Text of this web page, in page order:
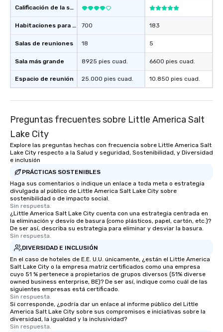
Calificación de la sede
Habitaciones para huéspedes
Salas de reuniones
Sala más grande
Espacio de reunión
700
18
8925 pies cuad.
25.000 pies cuad.
183
5
6600 pies cuad.
10.850 pies cuad.
Preguntas frecuentes sobre Little America Salt
Lake City
Explore las preguntas hechas con frecuencia sobre Little America Salt
Lake City respecto a la Salud y seguridad, Sostenibilidad, y Diversidad
e inclusión
PRÁCTICAS SOSTENIBLES
Haga sus comentarios o indique un enlace a toda meta o estrategia
divulgada al público de Little America Salt Lake City sobre
sostenibilidad o de impacto social.
Sin respuesta.
¿Little America Salt Lake City cuenta con una estrategia centrada en
la eliminación y desvío de basura (como plásticos, papel, cartón, etc.)?
De ser así, describa su estrategia para eliminar y desviar la basura.
Sin respuesta.
DIVERSIDAD E INCLUSIÓN
En el caso de hoteles de E.E. U.U. únicamente, ¿están el Little America
Salt Lake City o la empresa matriz certificados como una empresa
cuyo 51 % pertenece a propietarios de grupos diversos (51% diverse
owned business enterprise, BE)? De ser así, indique como cuál de las
siguientes empresas está certificado.
Sin respuesta.
Si corresponde, ¿podría dar un enlace al informe público del Little
America Salt Lake City sobre sus compromisos e iniciativas sobre la
diversidad, la igualdad y la inclusividad?
Sin respuesta.